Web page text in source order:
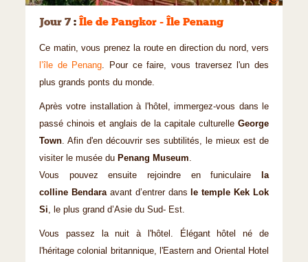
Jour 7 : Île de Pangkor - Île Penang
Ce matin, vous prenez la route en direction du nord, vers
l’île de Penang. Pour ce faire, vous traversez l'un des
plus grands ponts du monde.
Après votre installation à l'hôtel, immergez-vous dans le
passé chinois et anglais de la capitale culturelle George
Town. Afin d'en découvrir ses subtilités, le mieux est de
visiter le musée du Penang Museum.
Vous pouvez ensuite rejoindre en funiculaire
la
colline Bendaraavant d’entrer dans
le temple Kek Lok
Si, le plus grand d’Asie du Sud- Est.
Vous passez la nuit à l'hôtel. Élégant hôtel né de
l'héritage colonial britannique, l'Eastern and Oriental Hotel